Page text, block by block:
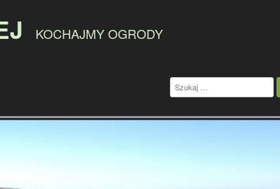
KOCHAJMY OGRODY
Szukaj: